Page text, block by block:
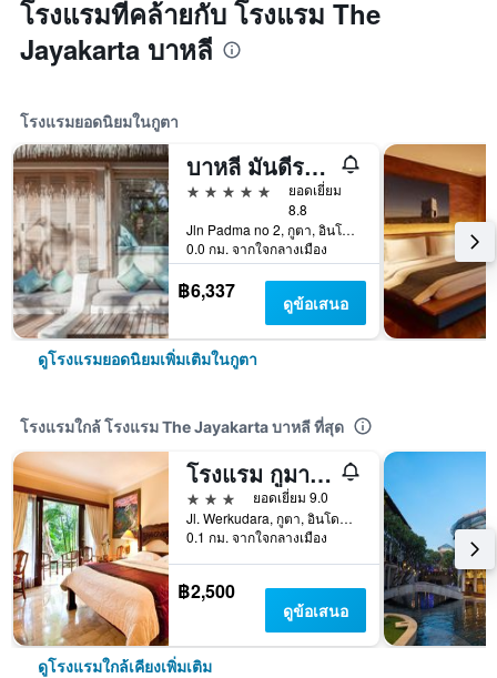
โรงแรมที่คล้ายกับ โรงแรม The
Jayakarta บาหลี
โรงแรมยอดนิยมในกูตา
บาหลี มันดีรา บีช รีสอร์ท & สปา
5 ดาว
ยอดเยี่ยม
8.8
Jln Padma no 2, กูตา, อินโดนีเซีย
0.0 กม. จากใจกลางเมือง
฿6,337 ดูข้อเสนอ
ดูโรงแรมยอดนิยมเพิ่มเติมในกูตา
โรงแรมใกล้ โรงแรม The Jayakarta บาหลี ที่สุด
โรงแรม กูมาลา ปันตั้ย
3 ดาว
ยอดเยี่ยม 9.0
Jl. Werkudara, กูตา, อินโดนีเซีย
0.1 กม. จากใจกลางเมือง
฿2,500
ดูข้อเสนอ
ดูโรงแรมใกล้เคียงเพิ่มเติม